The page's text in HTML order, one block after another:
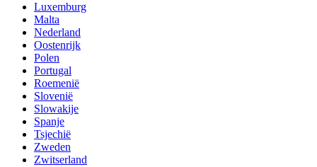
Luxemburg
Malta
Nederland
Oostenrijk
Polen
Portugal
Roemenië
Slovenië
Slowakije
Spanje
Tsjechië
Zweden
Zwitserland